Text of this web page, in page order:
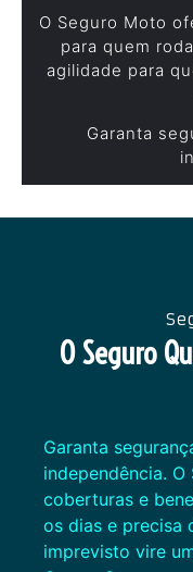
O Seguro Moto
para quem
agilidade para
Garanta
O Seguro
Garanta
independência.
coberturas e
os dias e precisa
imprevisto vire